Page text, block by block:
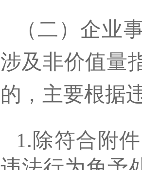
（二）企业
涉及非价值量
的，主要根据
1.除符合附